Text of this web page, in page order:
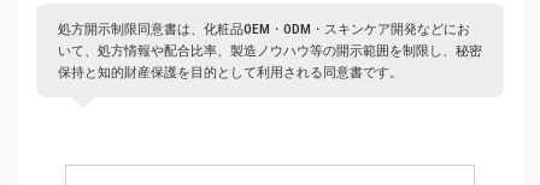
処方開示制限同意書は、化粧品OEM・ODM・スキンケア開発などにお
いて、処方情報や配合比率、製造ノウハウ等の開示範囲を制限し、秘密
保持と知的財産保護を目的として利用される同意書です。